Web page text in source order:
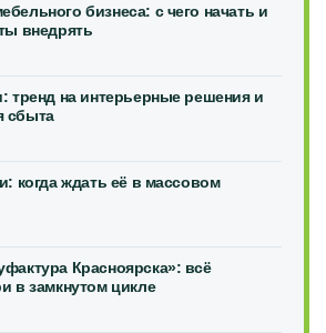
бизнеса: с чего начать и
внедрять
тренд на интерьерные решения и
сбыта
когда ждать её в массовом
Красноярска»: всё
в замкнутом цикле